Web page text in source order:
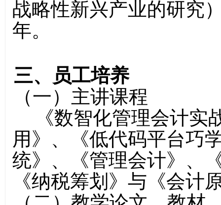
战略性新兴产业的研究
年。
三、员工培养
（一）主讲课程
《数智化管理会计实
用》、《低代码平台巧
统》、《管理会计》、
《纳税筹划》与《会计